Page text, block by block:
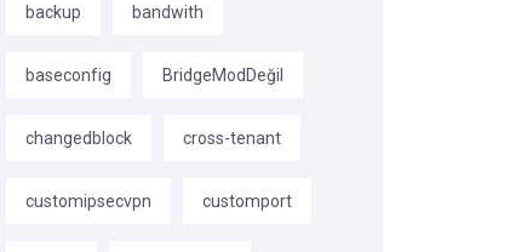
backup bandwith
baseconfig BridgeModDeğil
changedblock cross-tenant
customipsecvpn customport